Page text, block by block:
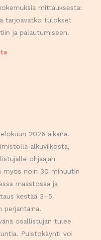
mittauksesta:
tarjoavatko tulokset
ja palautumiseen.
2026 aikana.
alkuviikosta,
ohjaajan
myös noin 30 minuutin
maastossa ja
kestää 3–5
perjantaina.
osallistujan tulee
Puistokäynti voi